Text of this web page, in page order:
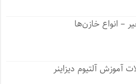
– انواع خازن‌ها
آموزش آلتیوم دیزاینر